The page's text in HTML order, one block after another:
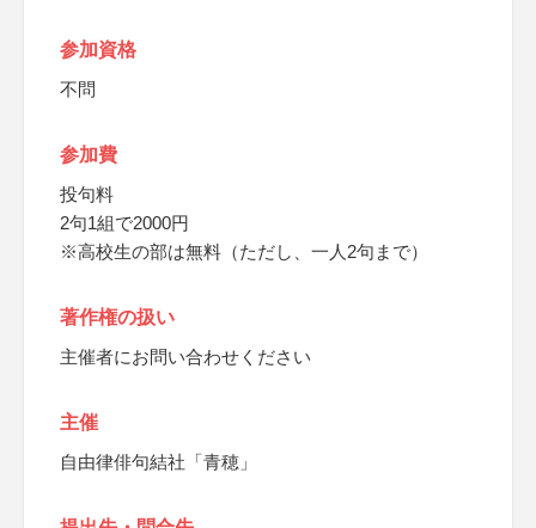
参加資格
不問
参加費
投句料
2句1組で2000円
※高校生の部は無料（ただし、一人2句まで）
著作権の扱い
主催者にお問い合わせください
主催
自由律俳句結社「青穂」